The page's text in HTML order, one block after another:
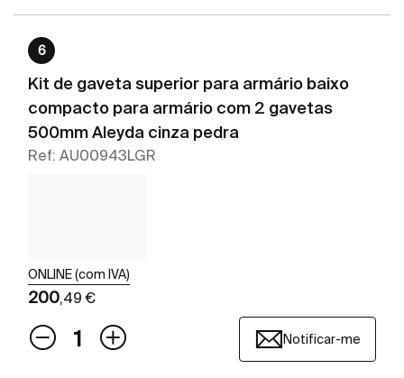
6
Kit de gaveta superior para armário baixo
compacto para armário com 2 gavetas
500mm Aleyda cinza pedra
Ref: AU00943LGR
ONLINE (com IVA)
200,49 €
Notificar-me